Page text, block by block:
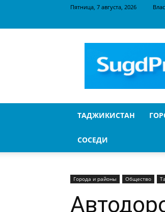
Пятница, 7 августа, 2026
ТАДЖИКИСТАН
СОСЕДИ
Города и районы Общество